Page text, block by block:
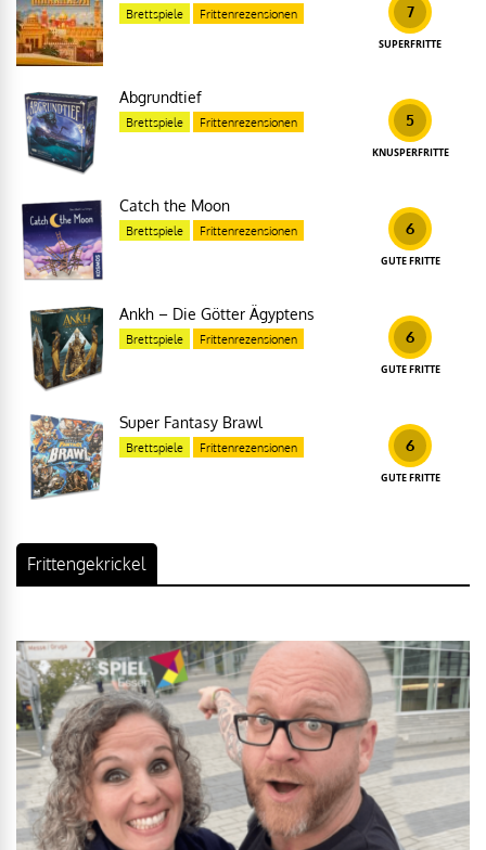
7
SUPERFRITTE
Brettspiele Frittenrezensionen
5
KNUSPERFRITTE
Abgrundtief
Brettspiele Frittenrezensionen
6
GUTE FRITTE
Catch the Moon
Brettspiele Frittenrezensionen
6
GUTE FRITTE
Ankh – Die Götter Ägyptens
Brettspiele Frittenrezensionen
6
GUTE FRITTE
Super Fantasy Brawl
Brettspiele Frittenrezensionen
Frittengekrickel